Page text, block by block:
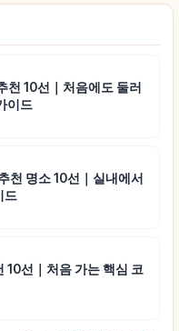
천 10선｜처음에도 둘러
이드
천 명소 10선｜실내에서
드
10선｜처음 가는 핵심 코